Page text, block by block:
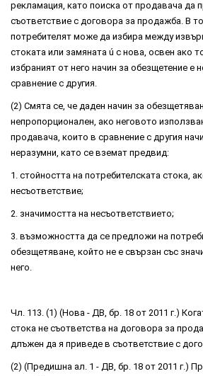
рекламация, като поиска от продавача да
съответствие с договора за продажба. В
потребителят може да избира между
стоката или замяната ú с нова, освен ако
избраният от него начин за обезщетение е
сравнение с другия.
(2) Смята се, че даден начин за
непропорционален, ако неговото
продавача, които в сравнение с другия
неразумни, като се вземат предвид:
1. стойността на потребителската стока,
несъответствие;
2. значимостта на несъответствието;
3. възможността да се предложи на
обезщетяване, който не е свързан със
него.
Чл. 113. (1) (Нова - ДВ, бр. 18 от 2011 г.)
стока не съответства на договора за
длъжен да я приведе в съответствие с
(2) (Предишна ал. 1 - ДВ, бр. 18 от 2011 г.)